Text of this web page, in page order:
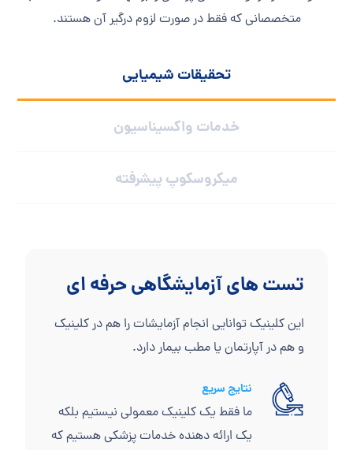
متخصصانی که فقط در صورت لزوم درگیر آن هستند.
تحقیقات شیمیایی
خدمات واکسیناسیون
میکروسکوپ پیشرفته
تست های آزمایشگاهی حرفه ای
این کلینیک توانایی انجام آزمایشات را هم در کلینیک
و هم در آپارتمان یا مطب بیمار دارد.
نتایج سریع
ما فقط یک کلینیک معمولی نیستیم بلکه
یک ارائه دهنده خدمات پزشکی هستیم که